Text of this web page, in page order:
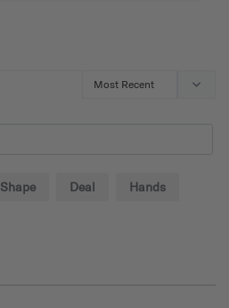
Shape Deal Hands